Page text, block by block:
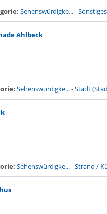
Sehenswürdigke...-
Ahlbeck
Sehenswürdigke...-Stadt
Sehenswürdigke...-Strand /